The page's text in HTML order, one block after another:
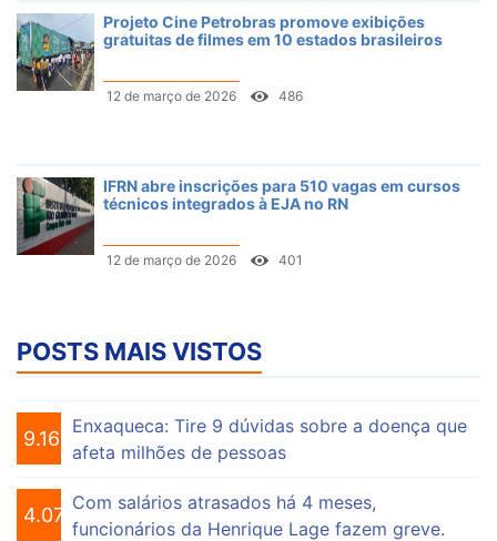
Projeto Cine Petrobras promove exibições
gratuitas de filmes em 10 estados brasileiros
12 de março de 2026 486
IFRN abre inscrições para 510 vagas em cursos
técnicos integrados à EJA no RN
12 de março de 2026 401
POSTS MAIS VISTOS
9.161
Enxaqueca: Tire 9 dúvidas sobre a doença que
afeta milhões de pessoas
4.076
Com salários atrasados há 4 meses,
funcionários da Henrique Lage fazem greve.